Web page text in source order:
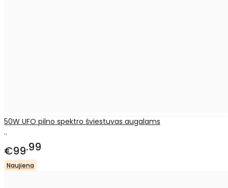
50W UFO pilno spektro šviestuvas augalams
..
€99 99
Naujiena